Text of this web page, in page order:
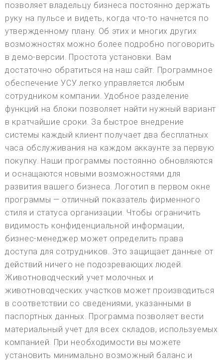
позволяет владельцу бизнеса постоянно держать
руку на пульсе и видеть, когда что-то начнется по
утвержденному плану. Об этих и многих других
возможностях можно более подробно поговорить
в демо-версии. Простота установки. Вам
достаточно обратиться на наш сайт. Программное
обеспечение УСУ легко управляется любым
сотрудником компании. Удобное разделение
функций на блоки позволяет найти нужный вариант
в кратчайшие сроки. За быстрое внедрение
системы каждый клиент получает два бесплатных
часа обслуживания на каждом аккаунте за первую
покупку. Наши программы постоянно обновляются
и оснащаются новыми возможностями для
развития вашего бизнеса. Логотип в первом окне
программы — отличный показатель фирменного
стиля и статуса организации. Чтобы ограничить
видимость конфиденциальной информации,
бизнес-менеджер может определить права
доступа для сотрудников. Это защищает данные от
действий ничего не подозревающих людей.
Животноводческий учет молочных и
животноводческих участков может производиться
в соответствии со сведениями, указанными в
паспортных данных. Программа позволяет вести
материальный учет для всех складов, используемых
компанией. При необходимости вы можете
установить минимально возможный баланс и